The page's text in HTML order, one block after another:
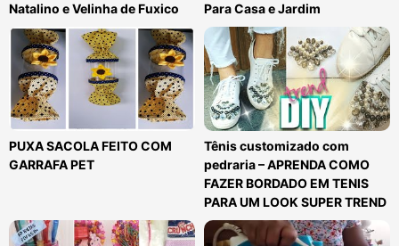
Natalino e Velinha de Fuxico
Para Casa e Jardim
PUXA SACOLA FEITO COM
GARRAFA PET
Tênis customizado com
pedraria – APRENDA COMO
FAZER BORDADO EM TENIS
PARA UM LOOK SUPER TREND